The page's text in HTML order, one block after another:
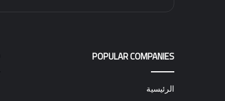
POPULAR COMPANIES
الرئيسية